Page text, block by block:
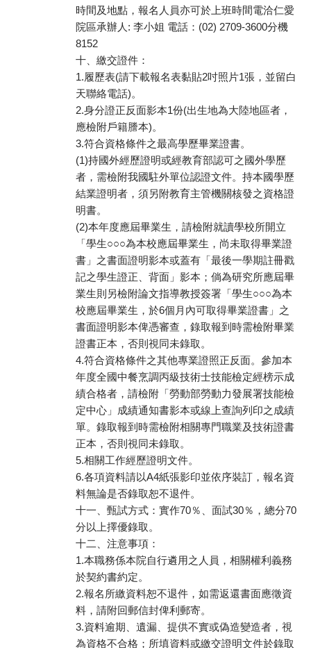
時間及地點，報名人員亦可於上班時間電洽仁愛
院區承辦人: 李小姐 電話：(02) 2709-3600分機
8152
十、繳交證件：
1.履歷表(請下載報名表黏貼2吋照片1張，並留白
天聯絡電話)。
2.身分證正反面影本1份(出生地為大陸地區者，
應檢附戶籍謄本)。
3.符合資格條件之最高學歷畢業證書。
(1)持國外經歷證明或經教育部認可之國外學歷
者，需檢附我國駐外單位認證文件。持本國學歷
結業證明者，須另附教育主管機關核發之資格證
明書。
(2)本年度應屆畢業生，請檢附就讀學校所開立
「學生○○○為本校應屆畢業生，尚未取得畢業證
書」之書面證明影本或蓋有「最後一學期註冊戳
記之學生證正、背面」影本；倘為研究所應屆畢
業生則另檢附論文指導教授簽署「學生○○○為本
校應屆畢業生，於6個月內可取得畢業證書」之
書面證明影本俾憑審查，錄取報到時需檢附畢業
證書正本，否則視同未錄取。
4.符合資格條件之其他專業證照正反面。參加本
年度全國中餐烹調丙級技術士技能檢定經榜示成
績合格者，請檢附「勞動部勞動力發展署技能檢
定中心」成績通知書影本或線上查詢列印之成績
單。錄取報到時需檢附相關專門職業及技術證書
正本，否則視同未錄取。
5.相關工作經歷證明文件。
6.各項資料請以A4紙張影印並依序裝訂，報名資
料無論是否錄取恕不退件。
十一、甄試方式：實作70％、面試30％，總分70
分以上擇優錄取。
十二、注意事項：
1.本職務係本院自行遴用之人員，相關權利義務
於契約書約定。
2.報名所繳資料恕不退件，如需返還書面應徵資
料，請附回郵信封俾利郵寄。
3.資料逾期、遺漏、提供不實或偽造變造者，視
為資格不合格；所填資料或繳交證明文件於錄取